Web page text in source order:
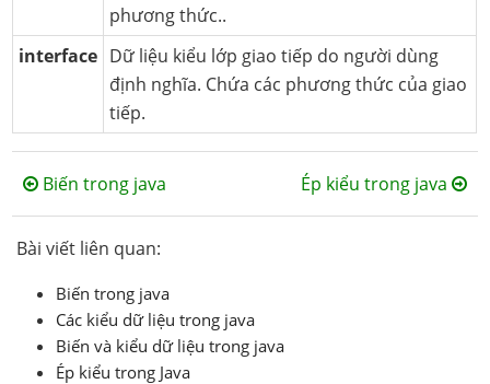
phương thức..
interface Dữ liệu kiểu lớp giao tiếp do người dùng
định nghĩa. Chứa các phương thức của giao
tiếp.
Biến trong java Ép kiểu trong java
Bài viết liên quan:
Biến trong java
Các kiểu dữ liệu trong java
Biến và kiểu dữ liệu trong java
Ép kiểu trong Java